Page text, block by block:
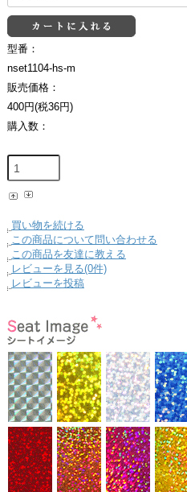
型番：
nset1104-hs-m
販売価格：
400円(税36円)
購入数：
買い物を続ける
この商品について問い合わせる
この商品を友達に教える
レビューを見る(0件)
レビューを投稿